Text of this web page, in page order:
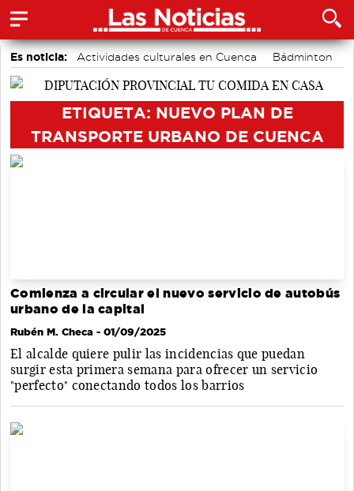
Es noticia: Actividades culturales en Cuenca
Bádminton
Medio Ambiente
ETIQUETA: NUEVO PLAN DE
TRANSPORTE URBANO DE CUENCA
Comienza a circular el nuevo servicio de autobús
urbano de la capital
Rubén M. Checa - 01/09/2025
El alcalde quiere pulir las incidencias que puedan
surgir esta primera semana para ofrecer un servicio
"perfecto" conectando todos los barrios